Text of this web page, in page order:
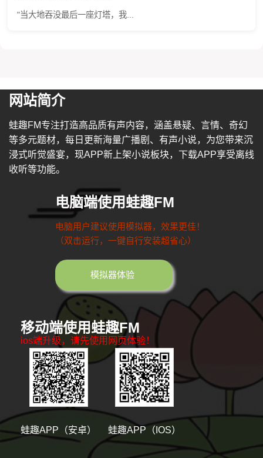
"当大地吞没最后一座灯塔，我...
网站简介
蛙趣FM专注打造高品质有声内容，涵盖悬疑、言情、奇幻
等多元题材，每日更新海量广播剧、有声小说，为您带来沉
浸式听觉盛宴，现APP新上架小说板块，下载APP享受离线
收听等功能。
电脑端使用蛙趣FM
电脑用户建议使用模拟器，效果更佳！
（双击运行，一键自行安装超省心）
模拟器体验
移动端使用蛙趣FM
ios端升级，请先使用网页体验！
蛙趣APP（安卓） 蛙趣APP（IOS）